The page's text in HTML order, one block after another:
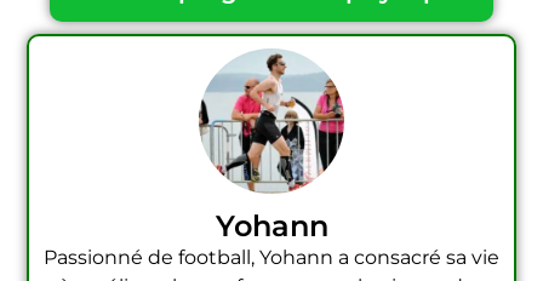
Yohann
Passionné de football, Yohann a consacré sa vie